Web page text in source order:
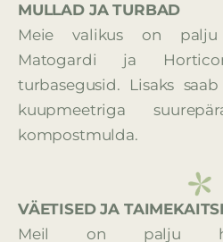
MULLAD JA TURBAD
Meie valikus on palju
Matogardi ja
turbasegusid. Lisaks
kuupmeetriga
kompostmulda.
VÄETISED JA
Meil on palju